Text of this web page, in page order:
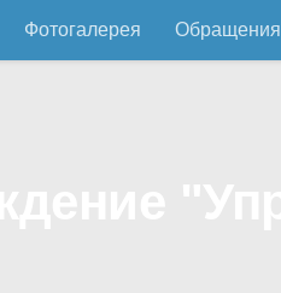
Фотогалерея Обращения